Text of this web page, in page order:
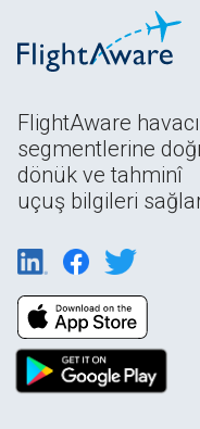
FlightAware
segmentlerine
dönük ve tahminî
uçuş bilgileri